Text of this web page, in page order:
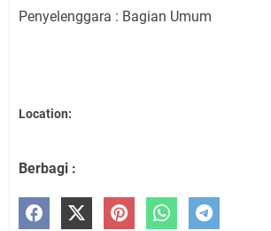
Penyelenggara : Bagian Umum
Location:
Berbagi :